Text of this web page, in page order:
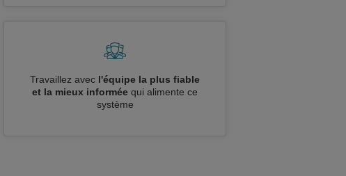
Travaillez avec l'équipe la plus fiable
et la mieux informée qui alimente ce
système